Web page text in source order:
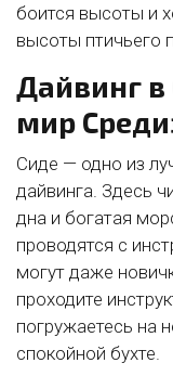
боится высоты и
высоты птичьего
Дайвинг
мир
Сиде — одно из
дайвинга. Здесь
дна и богатая
проводятся с
могут даже
проходите
погружаетесь на
спокойной бухте.